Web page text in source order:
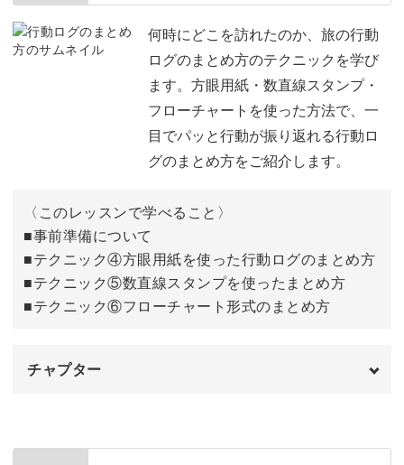
トラベルノートづくりを通し、そういった旅での体験を再
び思い出しながら記憶をまとめ直すことで、大切な思い出
を“自分のもの“にしていきましょう。
長い月日が経過して当時の記憶が薄れてしまっても、ご自
思い出に浸って楽しむことができますよ。
そんなタイムカプセルのような、素敵な思い出の保存方法
今回のレッスンのポイント 02:16
①レトロアルファベットの書き方 03:13
②絵文字を混ぜたアレンジ方法 10:46
③手描き枠のアレンジ方法
おわりに
何時にどこを訪れたのか、旅の行動
ログのまとめ方のテクニックを学び
ます。方眼用紙・数直線スタンプ・
フローチャートを使った方法で、一
目でパッと行動が振り返れる行動ロ
グのまとめ方をご紹介します。
〈このレッスンで学べること〉
■事前準備について
■テクニック④方眼用紙を使った行動ログのまとめ方
■テクニック⑤数直線スタンプを使ったまとめ方
■テクニック⑥フローチャート形式のまとめ方
チャプター
はじめに